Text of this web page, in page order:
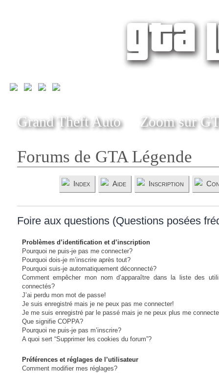
Grand Theft Auto Zoom sur
Forums de GTA Légende
Index Aide Inscription
Foire aux questions (Questions posées
Problèmes d’identification et d’inscription
Pourquoi ne puis-je pas me connecter?
Pourquoi dois-je m’inscrire après tout?
Pourquoi suis-je automatiquement déconnecté?
Comment empêcher mon nom d’apparaître dans la liste des
connectés?
J’ai perdu mon mot de passe!
Je suis enregistré mais je ne peux pas me connecter!
Je me suis enregistré par le passé mais je ne peux plus me
Que signifie COPPA?
Pourquoi ne puis-je pas m’inscrire?
A quoi sert “Supprimer les cookies du forum”?
Préférences et réglages de l’utilisateur
Comment modifier mes réglages?